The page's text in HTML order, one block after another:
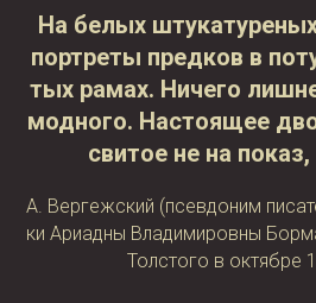
На белых
порт­ре­ты пред­ков в
тых ра­мах. Ни­че­го
мод­но­го. На­стоя­щее
сви­тое не на
А. Вер­геж­ский (псев­до­ним
ки Ариад­ны Вла­ди­ми­ров­ны
Тол­сто­го в октябре